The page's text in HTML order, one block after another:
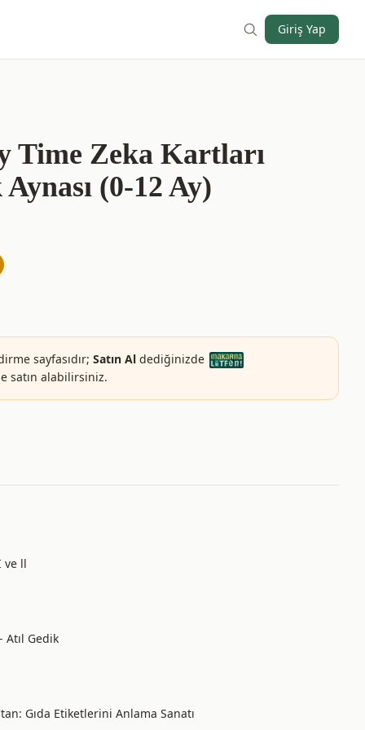
Giriş Yap
Time Zeka Kartları
(0-12 Ay)
sayfasıdır; Satın Al dediğinizde
satın alabilirsiniz.
ve ll
Atıl Gedik
Gıda Etiketlerini Anlama Sanatı